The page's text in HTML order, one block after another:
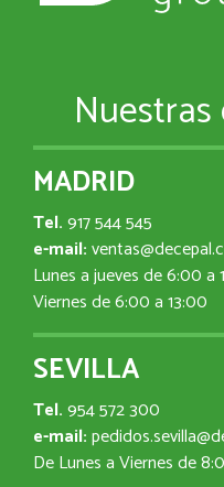
MADRID
Tel.917 544 545
e-mail:
Lunes a jueves de 6:00 a
Viernes de 6:00 a 13:00
SEVILLA
Tel.954 572 300
e-mail:
De Lunes a Viernes de